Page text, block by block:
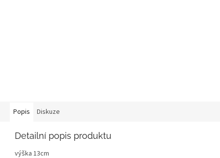
Popis Diskuze
Detailní popis produktu
výška 13cm